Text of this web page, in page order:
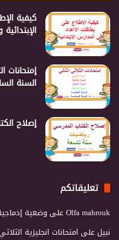
كيفية
إمتحانات
السنة
إصلاح
تعليقاتكم
Olfa mahroukعلى وضعية
نبيلعلى امتحانات انجليزية